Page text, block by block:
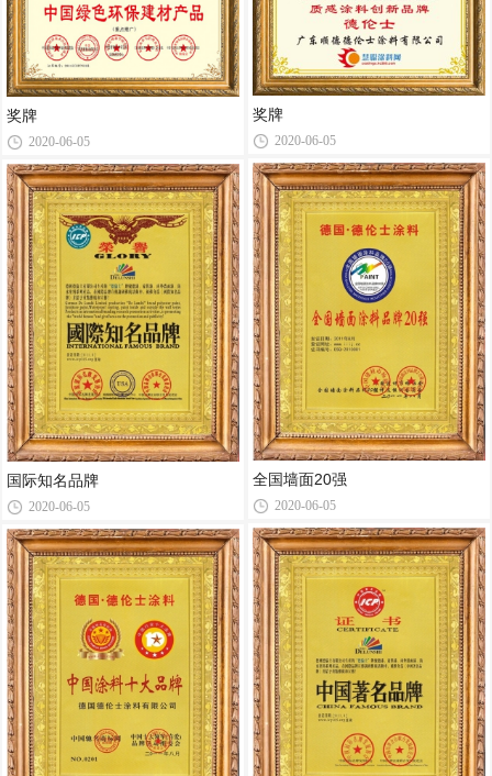
奖牌
2020-06-05
国际知名品牌
2020-06-05
奖牌
2020-06-05
全国墙面20强
2020-06-05